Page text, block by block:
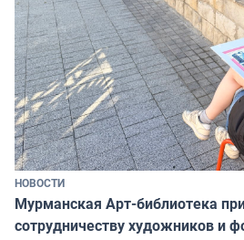
НОВОСТИ
Мурманская Арт-библиотека
сотрудничеству художников и